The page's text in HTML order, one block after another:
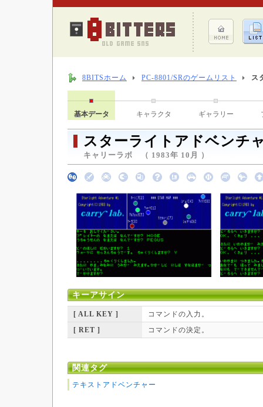
8BITSホーム PC-8801/SRのゲームリスト ス
基本データ キャラクタ ギャラリー
スターライトアドベンチ
キャリーラボ （ 1983年 10月 ）
キーアサイン
[ ALL KEY ]
コマンドの入力。
[ RET ]
コマンドの決定。
関連タグ
テキストアドベンチャー